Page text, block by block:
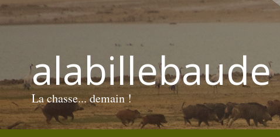
alabillebaude
La chasse... demain !